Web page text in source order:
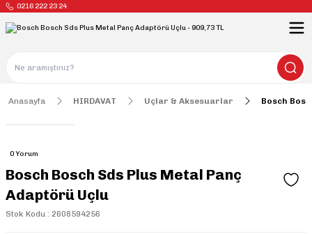
0216 222 23 24
Anasayfa HIRDAVAT Uçlar & Aksesuarlar Bosch
0 Yorum
Bosch Bosch Sds Plus Metal Panç
Adaptörü Uçlu
Stok Kodu : 2608594256